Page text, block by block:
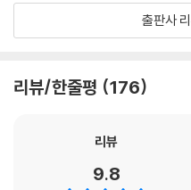
할 수 있게 하였습니다.
1. 출제기조 전환에 따른 신경향
여 최신 출제 경향에 맞춘 엄선된
출판사
리뷰/한줄평 176
리뷰
9.8